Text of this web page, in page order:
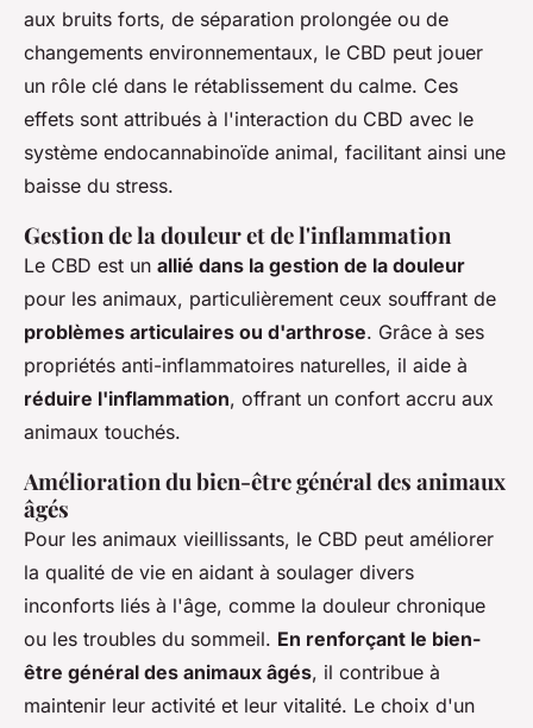
aux bruits forts, de séparation prolongée ou de
changements environnementaux, le CBD peut jouer
un rôle clé dans le rétablissement du calme. Ces
effets sont attribués à l'interaction du CBD avec le
système endocannabinoïde animal, facilitant ainsi une
baisse du stress.
Gestion de la douleur et de l'inflammation
Le CBD est un allié dans la gestion de la douleur
pour les animaux, particulièrement ceux souffrant de
problèmes articulaires ou d'arthrose. Grâce à ses
propriétés anti-inflammatoires naturelles, il aide à
réduire l'inflammation, offrant un confort accru aux
animaux touchés.
Amélioration du bien-être général des animaux
âgés
Pour les animaux vieillissants, le CBD peut améliorer
la qualité de vie en aidant à soulager divers
inconforts liés à l'âge, comme la douleur chronique
ou les troubles du sommeil. En renforçant le bien-
être général des animaux âgés, il contribue à
maintenir leur activité et leur vitalité. Le choix d'un